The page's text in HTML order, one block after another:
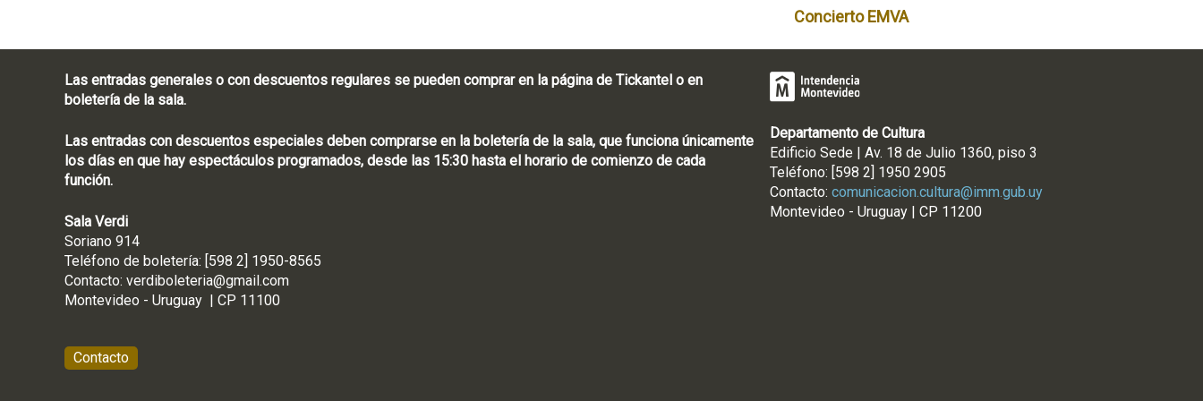
Concierto EMVA
Las entradas generales o con descuentos regulares se pueden comprar en la página de Tickantel o en
boletería de la sala.
Las entradas con descuentos especiales deben comprarse en la boletería de la sala, que funciona únicamente
los días en que hay espectáculos programados, desde las 15:30 hasta el horario de comienzo de cada
función.
Sala Verdi
Soriano 914
Teléfono de boletería: [598 2] 1950-8565
Contacto: verdiboleteria@gmail.com
Montevideo - Uruguay | CP 11100
Contacto
Departamento de Cultura
Edificio Sede | Av. 18 de Julio 1360, piso 3
Teléfono: [598 2] 1950 2905
Contacto: comunicacion.cultura@imm.gub.uy
Montevideo - Uruguay | CP 11200